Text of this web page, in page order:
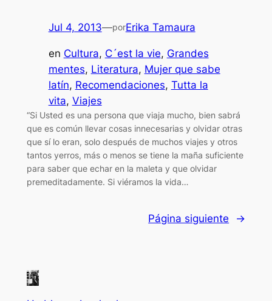
Jul 4, 2013—porErika Tamaura
en Cultura, C´est la vie, Grandes
mentes, Literatura, Mujer que sabe
latín, Recomendaciones, Tutta la
vita, Viajes
“Si Usted es una persona que viaja mucho, bien sabrá
que es común llevar cosas innecesarias y olvidar otras
que sí lo eran, solo después de muchos viajes y otros
tantos yerros, más o menos se tiene la maña suficiente
para saber que echar en la maleta y que olvidar
premeditadamente. Si viéramos la vida…
Página siguiente →